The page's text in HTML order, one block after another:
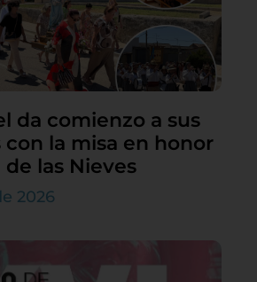
da comienzo a sus
con la misa en honor
las Nieves
2026